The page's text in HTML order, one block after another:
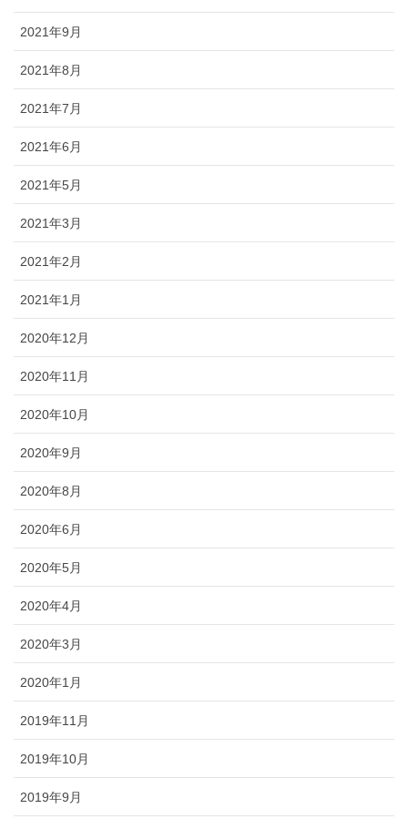
2021年9月
2021年8月
2021年7月
2021年6月
2021年5月
2021年3月
2021年2月
2021年1月
2020年12月
2020年11月
2020年10月
2020年9月
2020年8月
2020年6月
2020年5月
2020年4月
2020年3月
2020年1月
2019年11月
2019年10月
2019年9月